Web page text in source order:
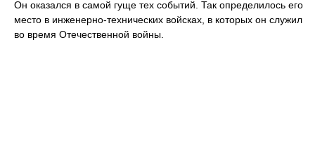
Он оказался в самой гуще тех событий. Так определилось его
место в инженерно-технических войсках, в которых он служил
во время Отечественной войны.